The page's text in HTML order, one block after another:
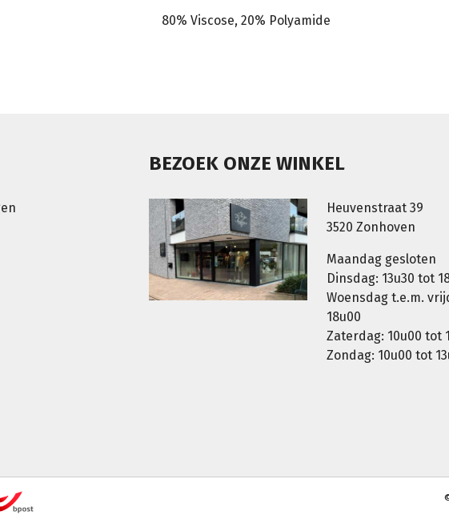
80% Viscose, 20% Polyamide
BEZOEK ONZE WINKEL
Heuvenstraat 39
3520 Zonhoven
Maandag gesloten
Dinsdag: 13u30 tot
Woensdag t.e.m.
18u00
Zaterdag: 10u00 tot
Zondag: 10u00 tot